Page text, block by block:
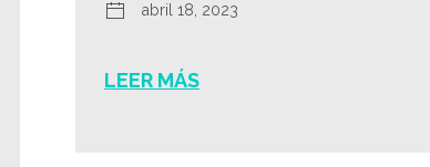
abril 18, 2023
LEER MÁS